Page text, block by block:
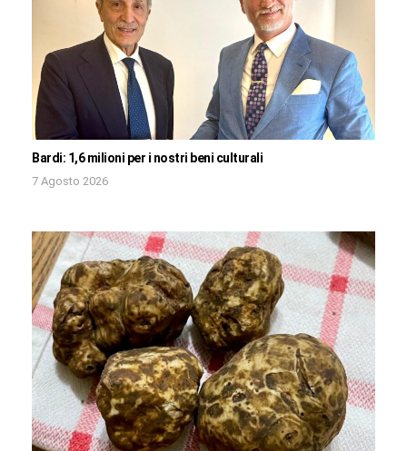
Bardi: 1,6 milioni per i nostri beni culturali
7 Agosto 2026